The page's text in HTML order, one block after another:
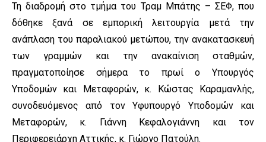
Τη διαδρομή στο τμήμα του Τραμ Μπάτης – ΣΕΦ, που
δόθηκε ξανά σε εμπορική λειτουργία μετά την
ανάπλαση του παραλιακού μετώπου, την ανακατασκευή
των γραμμών και την ανακαίνιση σταθμών,
πραγματοποίησε σήμερα το πρωί ο Υπουργός
Υποδομών και Μεταφορών, κ. Κώστας Καραμανλής,
συνοδευόμενος από τον Υφυπουργό Υποδομών και
Μεταφορών, κ. Γιάννη Κεφαλογιάννη και τον
Περιφερειάρχη Αττικής, κ. Γιώργο Πατούλη.